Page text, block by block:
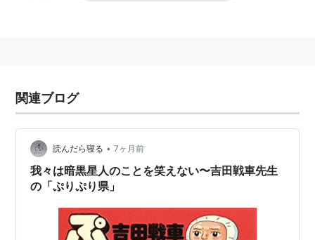
著作リスト
漫画作品
鋼の人（白泉社）
くすぐり様（白泉社）
タイヤ（マガジンハウス）
若い山賊（双葉社）
関連ブログ
読んだら寝る • 7ヶ月前
我々は暗黒星人のことを笑えない〜吉田戦車先生
の「ぷりぷり県」